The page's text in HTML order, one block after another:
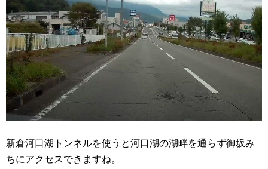
新倉河口湖トンネルを使うと河口湖の湖畔を通らず御坂み
ちにアクセスできますね。